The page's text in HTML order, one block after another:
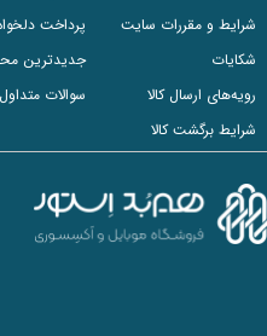
شرایط و مقررات سایت
شکایات
رویه‌های ارسال کالا
شرایط برگشت کالا
پرداخت
جدیدترین
سوالات متداول